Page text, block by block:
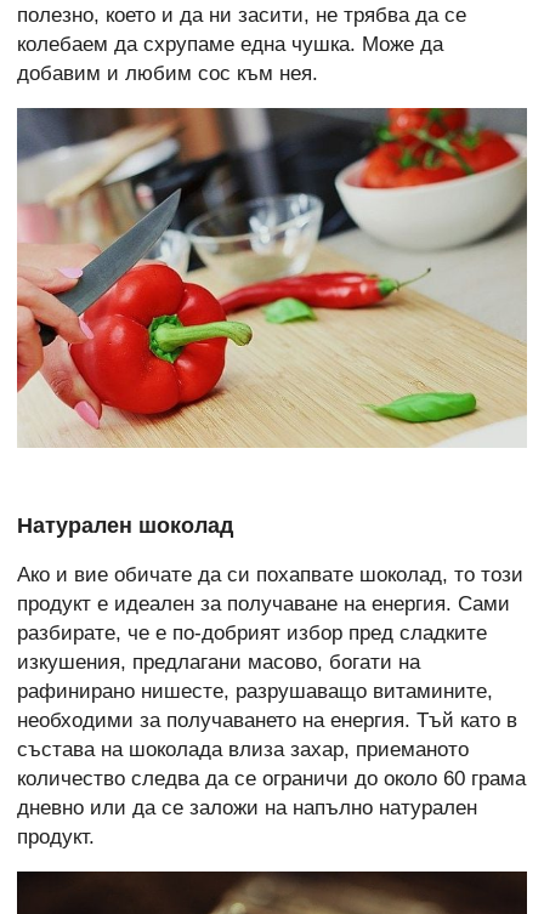
полезно, което и да ни засити, не трябва да се
колебаем да схрупаме една чушка. Може да
добавим и любим сос към нея.
Натурален шоколад
Ако и вие обичате да си похапвате шоколад, то този
продукт е идеален за получаване на енергия. Сами
разбирате, че е по-добрият избор пред сладките
изкушения, предлагани масово, богати на
рафинирано нишесте, разрушаващо витамините,
необходими за получаването на енергия. Тъй като в
състава на шоколада влиза захар, приеманото
количество следва да се ограничи до около 60 грама
дневно или да се заложи на напълно натурален
продукт.